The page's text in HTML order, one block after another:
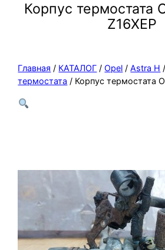
Корпус термостата
Z16XEP
Главная / КАТАЛОГ /Opel /Astra H /
термостата / Корпус термостата